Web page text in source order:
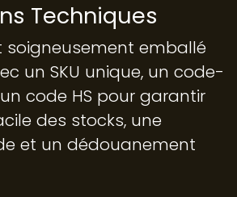
Techniques
soigneusement emballé
un SKU unique, un code-
code HS pour garantir
des stocks, une
et un dédouanement